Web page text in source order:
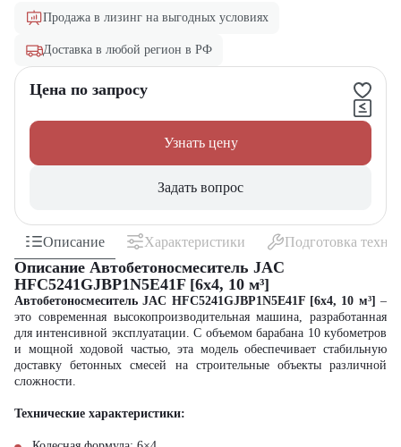
Продажа в лизинг на выгодных условиях
Доставка в любой регион в РФ
Цена по запросу
Узнать цену
Задать вопрос
Описание Характеристики Подготовка
Описание Автобетоносмеситель JAC
HFC5241GJBP1N5E41F [6x4, 10 м³]
Автобетоносмеситель JAC HFC5241GJBP1N5E41F [6x4, 10 м³] –
это современная высокопроизводительная машина, разработанная
для интенсивной эксплуатации. С объемом барабана 10 кубометров
и мощной ходовой частью, эта модель обеспечивает стабильную
доставку бетонных смесей на строительные объекты различной
сложности.
Технические характеристики: